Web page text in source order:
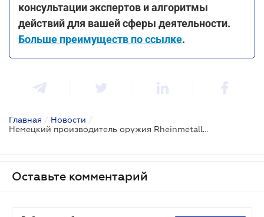
консультации экспертов и алгоритмы
действий для вашей сферы деятельности.
Больше преимуществ по ссылке.
Главная / Новости /
Немецкий производитель оружия Rheinmetall планирует построить по меньшей мере четыре завода в Украине
Оставьте комментарий